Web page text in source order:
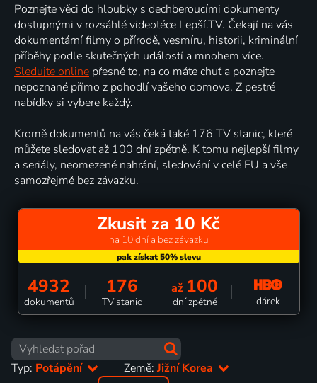
Poznejte věci do hloubky s dechberoucími dokumenty
dostupnými v rozsáhlé videotéce Lepší.TV. Čekají na vás
dokumentární filmy o přírodě, vesmíru, historii, kriminální
příběhy podle skutečných událostí a mnohem více.
Sledujte online přesně to, na co máte chuť a poznejte
nepoznané přímo z pohodlí vašeho domova. Z pestré
nabídky si vybere každý.
Kromě dokumentů na vás čeká také 176 TV stanic, které
můžete sledovat až 100 dní zpětně. K tomu nejlepší filmy
a seriály, neomezené nahrání, sledování v celé EU a vše
samozřejmě bez závazku.
Zkusit za 10 Kč
na 10 dní a bez závazku
4932
dokumentů
176
TV stanic
až 100
dní zpětně dárek
Typ: Potápění Země:Jižní Korea